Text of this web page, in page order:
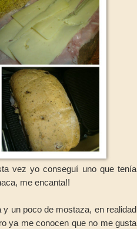
vez yo conseguí uno que tenía
me encanta!!
un poco de mostaza, en realidad
ya me conocen que no me gusta